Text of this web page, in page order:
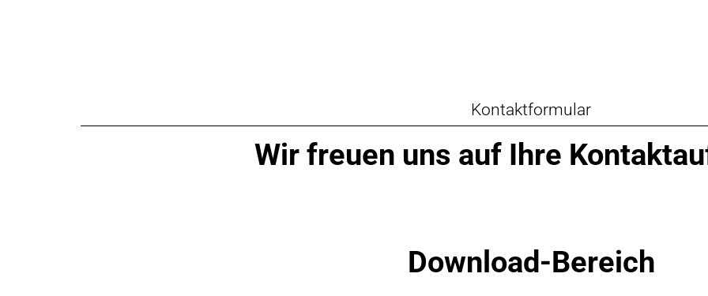
Kontaktformular
Wir freuen uns auf Ihre
Download-Bereich